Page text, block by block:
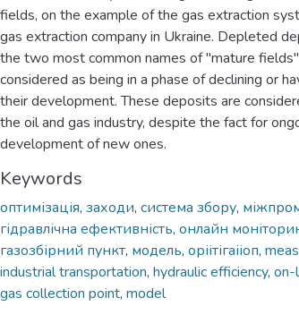
fields, on the example of the gas extraction
gas extraction company in Ukraine. Depleted
the two most common names of "mature
considered as being in a phase of declining or
their development. These deposits are
the oil and gas industry, despite the fact for
development of new ones.
Keywords
оптимізація, заходи, система збору,
гідравлічна ефективність, онлайн
газозбірний пункт, модель, оріітігаііоп,
industrial transportation, hydraulic efficiency, on-
gas collection point, model